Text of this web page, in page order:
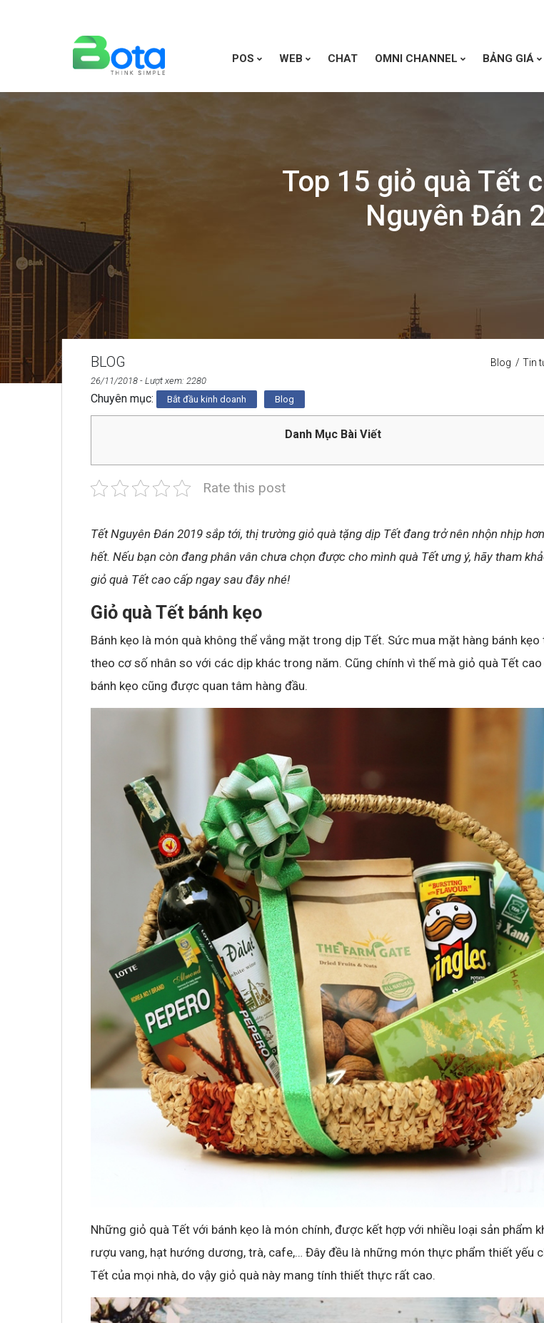
POS WEB CHAT OMNI CHANNEL BẢNG GIÁ
Top 15 giỏ quà Tết
Nguyên Đán
BLOG Blog Tin
26/11/2018 - Lượt xem: 2280
Chuyên mục: Bắt đầu kinh doanh Blog
Danh Mục Bài Viết
Rate this post
Tết Nguyên Đán 2019 sắp tới, thị trường giỏ quà tặng dịp Tết đang trở nên nhộn nhịp
hết. Nếu bạn còn đang phân vân chưa chọn được cho mình quà Tết ưng ý, hãy tham
giỏ quà Tết cao cấp ngay sau đây nhé!
Giỏ quà Tết bánh kẹo
Bánh kẹo là món quà không thể vắng mặt trong dịp Tết. Sức mua mặt hàng bánh kẹo
theo cơ số nhân so với các dịp khác trong năm. Cũng chính vì thế mà giỏ quà Tết
bánh kẹo cũng được quan tâm hàng đầu.
Những giỏ quà Tết với bánh kẹo là món chính, được kết hợp với nhiều loại sản phẩm
rượu vang, hạt hướng dương, trà, cafe,… Đây đều là những món thực phẩm thiết yếu
Tết của mọi nhà, do vậy giỏ quà này mang tính thiết thực rất cao.
Không khí cổ vũ U23 Việt Nam tại BNC Group trên
sóng truyền hình K+
BNC – Giải chạy mở rộng lần thứ